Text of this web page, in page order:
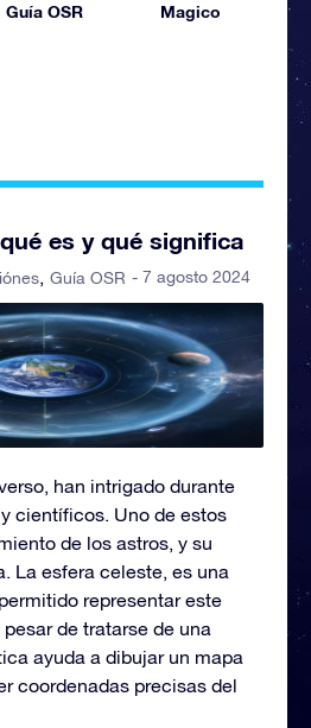
Guía OSR Magico
es y qué significa
Guía OSR - 7 agosto 2024
han intrigado durante
científicos. Uno de estos
de los astros, y su
La esfera celeste, es una
representar este
de tratarse de una
ayuda a dibujar un mapa
coordenadas precisas del